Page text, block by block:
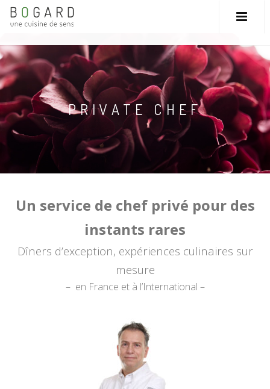
PRIVATE CHEF
Un service de chef privé pour des
instants rares
Dîners d’exception, expériences culinaires sur
mesure
– en France et à l’International –